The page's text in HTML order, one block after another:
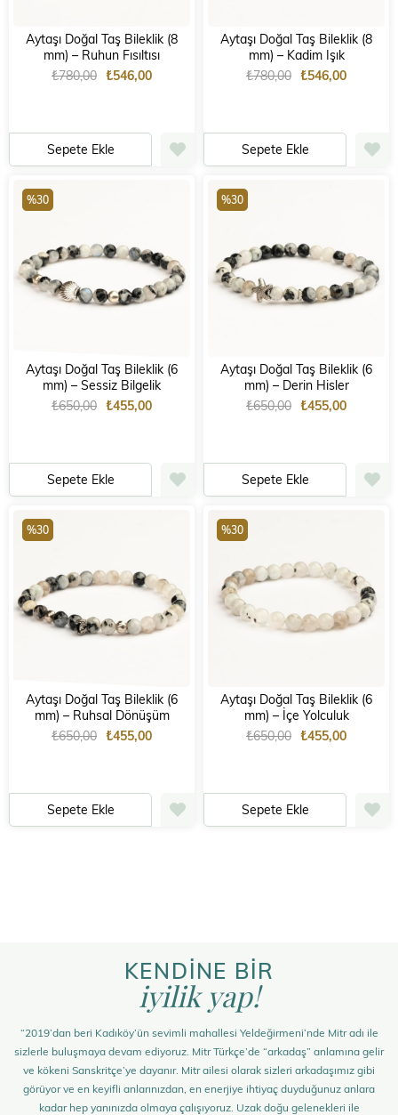
Aytaşı Doğal Taş Bileklik (8
mm) – Ruhun Fısıltısı
₺546,00
₺780,00
Sepete Ekle
Aytaşı Doğal Taş Bileklik (8
mm) – Kadim Işık
₺546,00
₺780,00
Sepete Ekle
Aytaşı Doğal Taş Bileklik (6
mm) – Sessiz Bilgelik
₺455,00
₺650,00
Sepete Ekle
%30
Aytaşı Doğal Taş Bileklik (6
mm) – Derin Hisler
₺455,00
₺650,00
Sepete Ekle
%30
Aytaşı Doğal Taş Bileklik (6
mm) – Ruhsal Dönüşüm
₺455,00
₺650,00
Sepete Ekle
%30
Aytaşı Doğal Taş Bileklik (6
mm) – İçe Yolculuk
₺455,00
₺650,00
Sepete Ekle
%30
KENDİNE BİR
iyilik yap!
“2019’dan beri Kadıköy’ün sevimli mahallesi Yeldeğirmeni’nde Mitr adı ile
sizlerle buluşmaya devam ediyoruz. Mitr Türkçe’de “arkadaş” anlamına gelir
ve kökeni Sanskritçe’ye dayanır. Mitr ailesi olarak sizleri arkadaşımız gibi
görüyor ve en keyifli anlarınızdan, en enerjiye ihtiyaç duyduğunuz anlara
kadar hep yanınızda olmaya çalışıyoruz. Uzak doğu gelenekleri ile